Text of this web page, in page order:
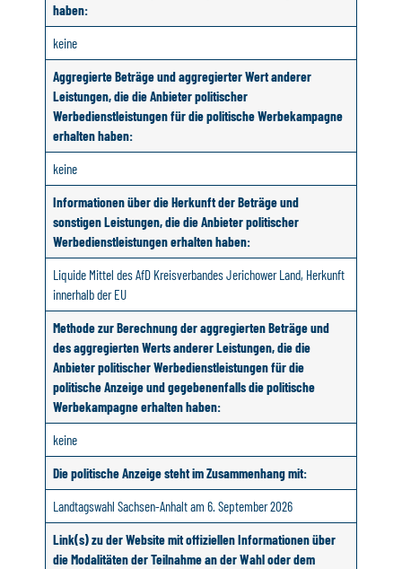
haben:
keine
Aggregierte Beträge und aggregierter Wert anderer
Leistungen, die die Anbieter politischer
Werbedienstleistungen für die politische Werbekampagne
erhalten haben:
keine
Informationen über die Herkunft der Beträge und
sonstigen Leistungen, die die Anbieter politischer
Werbedienstleistungen erhalten haben:
Liquide Mittel des AfD Kreisverbandes Jerichower Land, Herkunft
innerhalb der EU
Methode zur Berechnung der aggregierten Beträge und
des aggregierten Werts anderer Leistungen, die die
Anbieter politischer Werbedienstleistungen für die
politische Anzeige und gegebenenfalls die politische
Werbekampagne erhalten haben:
keine
Die politische Anzeige steht im Zusammenhang mit:
Landtagswahl Sachsen-Anhalt am 6. September 2026
Link(s) zu der Website mit offiziellen Informationen über
die Modalitäten der Teilnahme an der Wahl oder dem